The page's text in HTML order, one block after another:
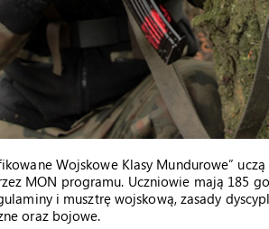
Wojskowe Klasy Mundurowe”
MON programu. Uczniowie mają 185
i musztrę wojskową, zasady
oraz bojowe.